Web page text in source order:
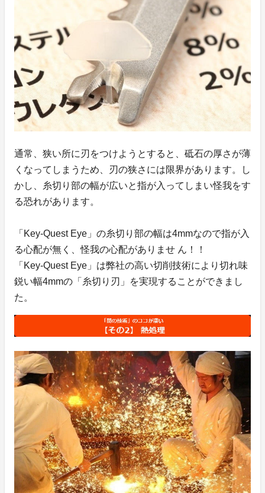
通常、狭い所に刃をつけようとすると、砥石の厚さが薄
くなってしまうため、刃の狭さには限界があります。し
かし、糸切り部の幅が広いと指が入ってしまい怪我をす
る恐れがあります。
「Key-Quest Eye」の糸切り部の幅は4mmなので指が入
る心配が無く、怪我の心配がありませ ん！！
「Key-Quest Eye」は弊社の高い切削技術により切れ味
鋭い幅4mmの「糸切り刃」を実現することができまし
た。